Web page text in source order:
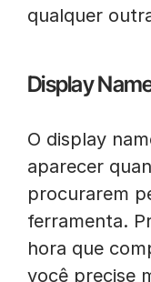
qualquer
Display
O display
aparecer
procurarem
ferramenta.
hora que
você precise